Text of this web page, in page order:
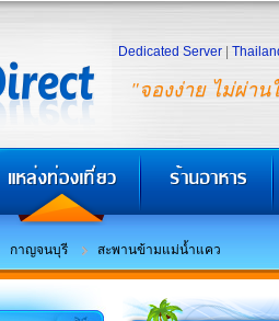
"จองง่าย ไม่ผ่าน
Dedicated Server
กาญจนบุรี สะพานข้ามแม่น้ำแคว